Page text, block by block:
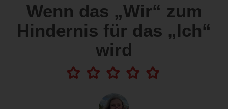
Wenn das „Wir“ zum
Hindernis für das „Ich“
wird